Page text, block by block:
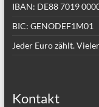
IBAN: DE88 7019
BIC: GENODEF1M01
Jeder Euro zählt.
Kontakt